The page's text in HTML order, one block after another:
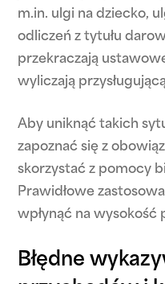
m.in. ulgi na dziecko,
odliczeń z tytułu
przekraczają
wyliczają
Aby uniknąć takich
zapoznać się z
skorzystać z pomocy
Prawidłowe
wpłynąć na wysokość
Błędne